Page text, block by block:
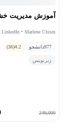
آموزش مدیریت
LinkedIn • Marlene Chism
977دانشجو 4.2
(36)
زیرنویس
249,000